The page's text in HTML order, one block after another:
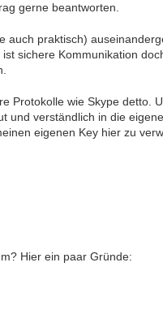
gerne beantworten.
praktisch)
sichere Kommunikation
Protokolle wie Skype detto.
und verständlich in die
eigenen Key hier zu
Hier ein paar Gründe: